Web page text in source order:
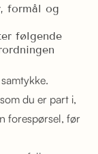
formål og
følgende
du er part i,
forespørsel, før